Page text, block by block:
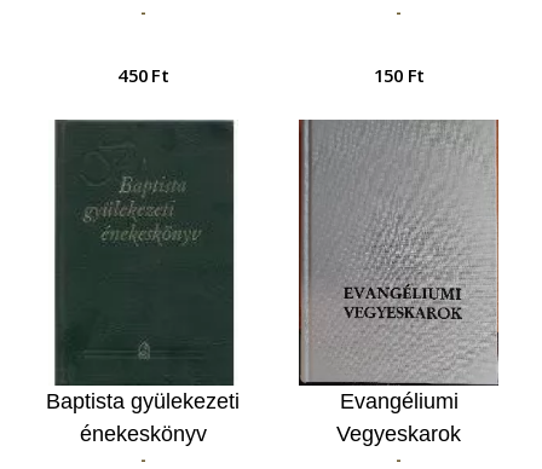
-
450 Ft
-
150 Ft
Baptista gyülekezeti
énekeskönyv
-
Evangéliumi
Vegyeskarok
-